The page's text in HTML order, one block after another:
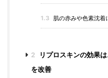
1.3 肌の赤みや色素沈着
2
リプロスキンの効果
を改善